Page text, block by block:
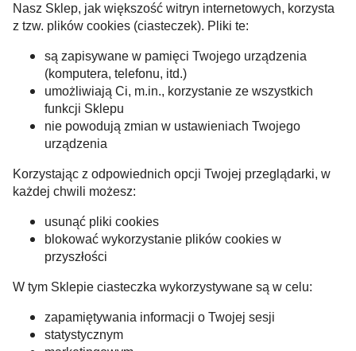
Nasz Sklep, jak większość witryn internetowych, korzysta
z tzw. plików cookies (ciasteczek). Pliki te:
są zapisywane w pamięci Twojego urządzenia
(komputera, telefonu, itd.)
umożliwiają Ci, m.in., korzystanie ze wszystkich
funkcji Sklepu
nie powodują zmian w ustawieniach Twojego
urządzenia
Korzystając z odpowiednich opcji Twojej przeglądarki, w
każdej chwili możesz:
usunąć pliki cookies
blokować wykorzystanie plików cookies w
przyszłości
W tym Sklepie ciasteczka wykorzystywane są w celu:
zapamiętywania informacji o Twojej sesji
statystycznym